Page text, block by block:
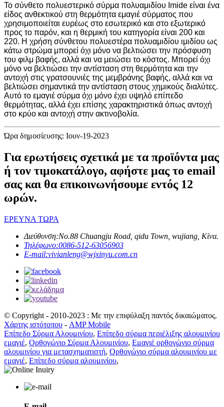
Το σύνθετο πολυεστερικό σύρμα πολυαμιδίου Imide είναι ένα
είδος ανθεκτικού στη θερμότητα εμαγιέ σύρματος που
χρησιμοποιείται ευρέως στο εσωτερικό και στο εξωτερικό
προς το παρόν, και η θερμική του κατηγορία είναι 200 ​​και
220. Η χρήση σύνθετου πολυεστέρα πολυαμιδίου ιμιδίου ως
κάτω στρώμα μπορεί όχι μόνο να βελτιώσει την πρόσφυση
του φιλμ βαφής, αλλά και να μειώσει το κόστος. Μπορεί όχι
μόνο να βελτιώσει την αντίσταση στη θερμότητα και την
αντοχή στις γρατσουνιές της μεμβράνης βαφής, αλλά και να
βελτιώσει σημαντικά την αντίσταση στους χημικούς διαλύτες.
Αυτό το εμαγιέ σύρμα όχι μόνο έχει υψηλό επίπεδο
θερμότητας, αλλά έχει επίσης χαρακτηριστικά όπως αντοχή
στο κρύο και αντοχή στην ακτινοβολία.
Ώρα δημοσίευσης: Ιουν-19-2023
Για ερωτήσεις σχετικά με τα προϊόντα μας
ή τον τιμοκατάλογο, αφήστε μας το email
σας και θα επικοινωνήσουμε εντός 12
ωρών.
ΕΡΕΥΝΑ ΤΩΡΑ
Διεύθυνση:No.88 Chuangju Road, qidu Town, wujiang, Κίνα.
Τηλέφωνο:0086-512-63056903
E-mail:vivianleng@wjxinyu.com.cn
© Copyright - 2010-2023 : Με την επιφύλαξη παντός δικαιώματος.
Χάρτης ιστότοπου - AMP Mobile
Επίπεδο Σύρμα Αλουμινίου, Επίπεδο σύρμα περιέλιξης αλουμινίου
εμαγιέ, Ορθογώνιο Σύρμα Αλουμινίου, Εμαγιέ ορθογώνιο σύρμα
αλουμινίου για μετασχηματιστή, Ορθογώνιο σύρμα αλουμινίου με
εμαγιέ, Επίπεδο σύρμα αλουμινίου,